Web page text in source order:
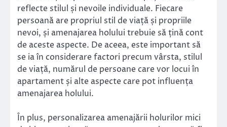
reflecte stilul și nevoile individuale. Fiecare
persoană are propriul stil de viață și propriile
nevoi, și amenajarea holului trebuie să țină cont
de aceste aspecte. De aceea, este important să
se ia în considerare factori precum vârsta, stilul
de viață, numărul de persoane care vor locui în
apartament și alte aspecte care pot influența
amenajarea holului.
În plus, personalizarea amenajării holurilor mici